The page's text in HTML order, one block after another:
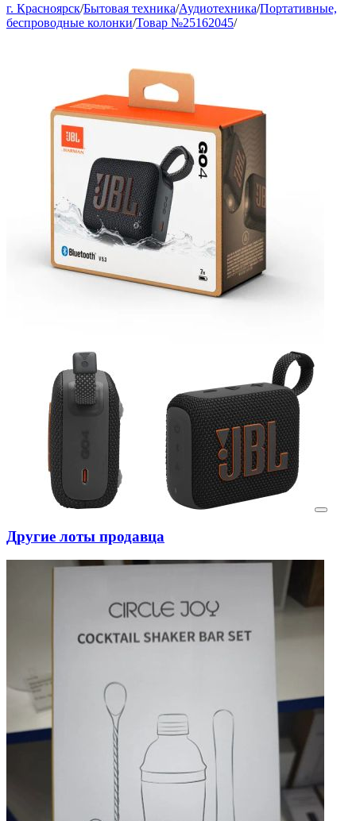
г. Красноярск/Бытовая техника/Аудиотехника/Портативные,
беспроводные колонки/Товар №25162045/
Другие лоты продавца